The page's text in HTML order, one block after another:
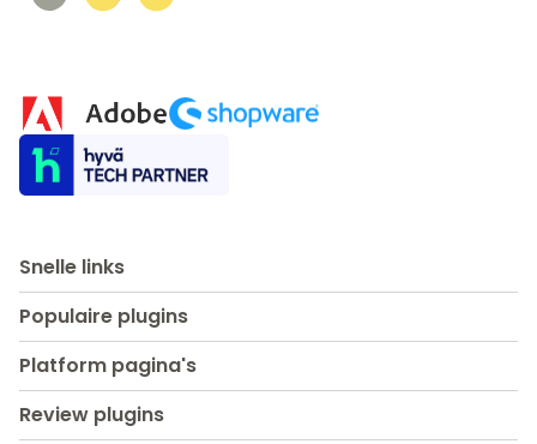
Snelle links
Populaire plugins
Platform pagina's
Review plugins